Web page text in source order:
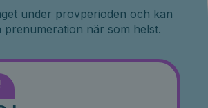
under provperioden och kan
prenumeration när som helst.